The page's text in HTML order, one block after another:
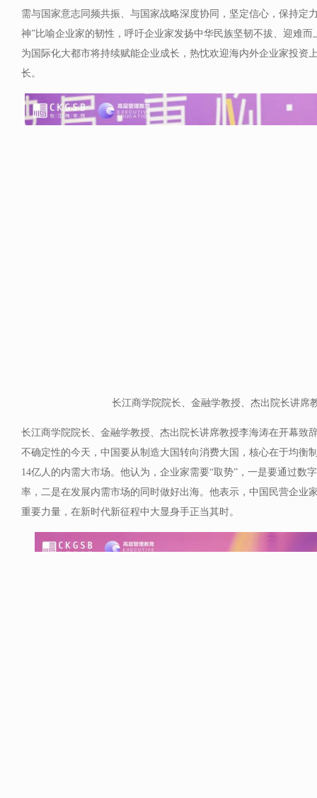
需与国家意志同频共振、与国家战略深度协同，坚定信心，保持定
神”比喻企业家的韧性，呼吁企业家发扬中华民族坚韧不拔、迎难
为国际化大都市将持续赋能企业成长，热忱欢迎海内外企业家投资
长。
长江商学院院长、金融学教授、杰出院长讲席
长江商学院院长、金融学教授、杰出院长讲席教授李海涛在开幕致
不确定性的今天，中国要从制造大国转向消费大国，核心在于均衡
14亿人的内需大市场。他认为，企业家需要“取势”，一是要通过数
率，二是在发展内需市场的同时做好出海。他表示，中国民营企业
重要力量，在新时代新征程中大显身手正当其时。